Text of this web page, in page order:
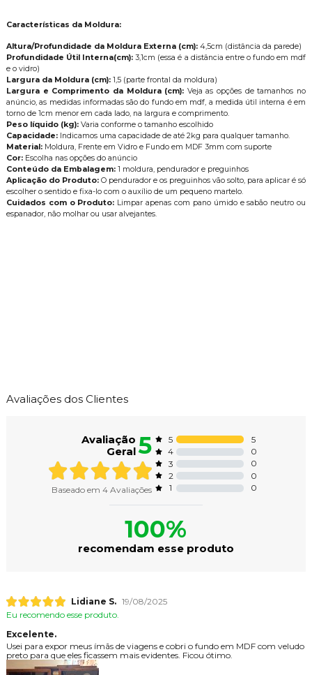
Características da Moldura:
Altura/Profundidade da Moldura Externa (cm):4,5cm (distância da parede)
Profundidade Útil Interna(cm): 3,1cm (essa é a distância entre o fundo em mdf
e o vidro)
Largura da Moldura (cm):1,5 (parte frontal da moldura)
Largura e Comprimento da Moldura (cm): Veja as opções de tamanhos no
anúncio, as medidas informadas são do fundo em mdf, a medida útil interna é em
torno de 1cm menor em cada lado, na largura e comprimento.
Peso líquido (kg):Varia conforme o tamanho escolhido
Capacidade:Indicamos uma capacidade de até 2kg para qualquer tamanho.
Material: Moldura, Frente em Vidro e Fundo em MDF 3mm com suporte
Cor:Escolha nas opções do anúncio
Conteúdo da Embalagem:1 moldura, pendurador e preguinhos
Aplicação do Produto:O pendurador e os preguinhos vão solto, para aplicar é só
escolher o sentido e fixa-lo com o auxílio de um pequeno martelo.
Cuidados com o Produto: Limpar apenas com pano úmido e sabão neutro ou
espanador, não molhar ou usar alvejantes.
Avaliações dos Clientes
Avaliação
Geral5
Baseado em 4Avaliações
5
5
4
0
3
0
2
0
1
0
100%
recomendam esse produto
Lidiane S. 19/08/2025
Eu recomendo esse produto.
Excelente.
Usei para expor meus ímãs de viagens e cobri o fundo em MDF com veludo
preto para que eles ficassem mais evidentes. Ficou ótimo.